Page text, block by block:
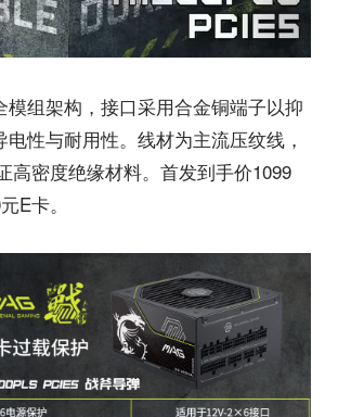
模组架构，接口采用合金铜端子以抑
性与耐用性。线材为主流压纹线，
高密度绝缘材料。首发到手价1099
E卡。